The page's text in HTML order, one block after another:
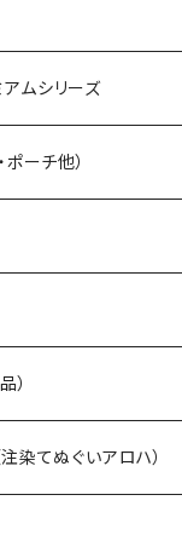
ムシリーズ
ーチ他）
）
染てぬぐいアロハ）